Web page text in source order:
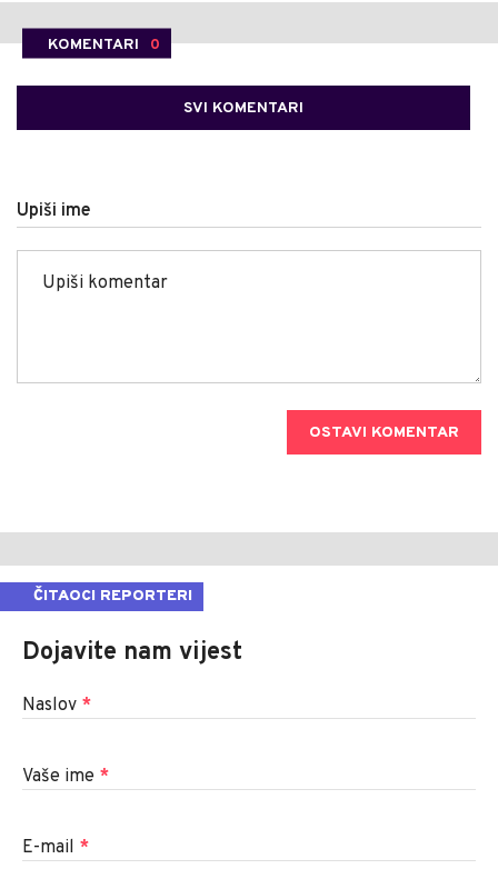
KOMENTARI 0
SVI KOMENTARI
Upiši ime
OSTAVI KOMENTAR
ČITAOCI REPORTERI
Dojavite nam vijest
Naslov *
Vaše ime *
E-mail *